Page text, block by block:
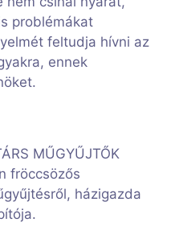
problémákat
feltudja hívni az
ennek
MŰGYŰJTŐK
fröccsözős
házigazda